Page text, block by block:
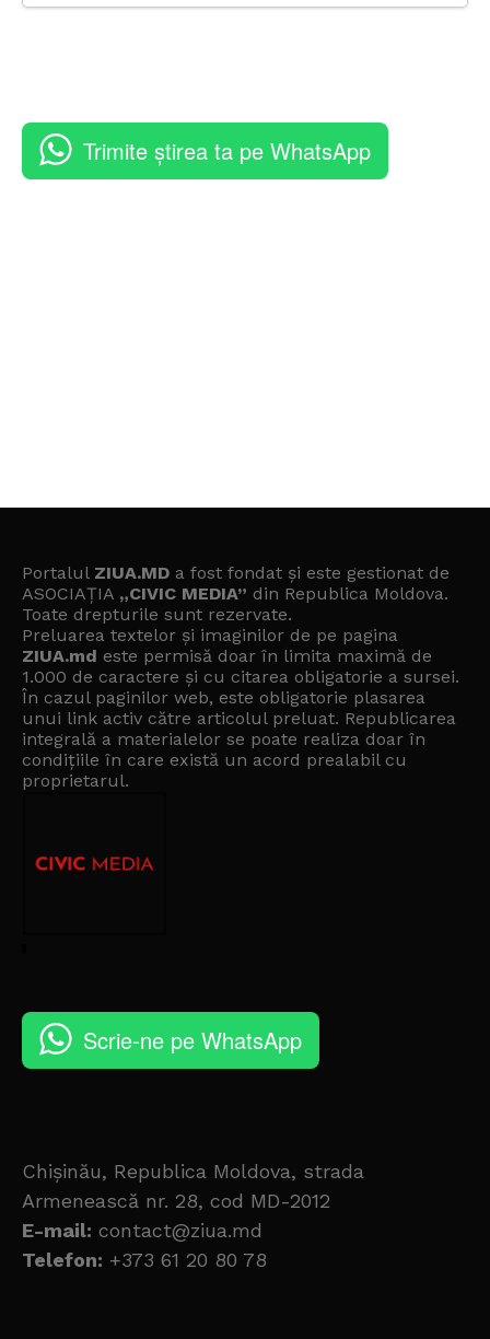
Trimite știrea ta pe WhatsApp
Portalul ZIUA.MD a fost fondat și este gestionat de
ASOCIAȚIA „CIVIC MEDIA” din Republica Moldova.
Toate drepturile sunt rezervate.
Preluarea textelor și imaginilor de pe pagina
ZIUA.md este permisă doar în limita maximă de
1.000 de caractere și cu citarea obligatorie a sursei.
În cazul paginilor web, este obligatorie plasarea
unui link activ către articolul preluat. Republicarea
integrală a materialelor se poate realiza doar în
condițiile în care există un acord prealabil cu
proprietarul.
Scrie-ne pe WhatsApp
Chișinău, Republica Moldova, strada
Armenească nr. 28, cod MD-2012
E-mail: contact@ziua.md
Telefon: +373 61 20 80 78